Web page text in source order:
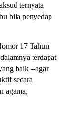
ternyata
bila penyedap
17 Tahun
terdapat
baik --agar
secara
agama,